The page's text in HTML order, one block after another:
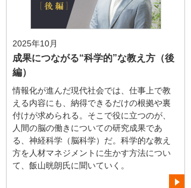
2025年10月
成果につながる“科学的”な教え方（後
編）
情報化が進んだ現代社会では、仕事上で教
える内容にも、納得できるだけの根拠や裏
付けが求められる。そこで役に立つのが、
人間の脳の働きについての研究成果であ
る、神経科学（脳科学）だ。科学的な教え
方を人材マネジメントに生かす方法につい
て、飯山晄朗氏に聞いていく。